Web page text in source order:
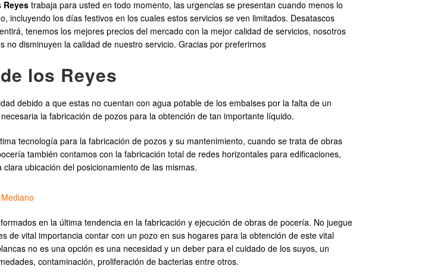
Reyes trabaja para usted en todo momento, las urgencias se presentan cuando menos lo
los días festivos en los cuales estos servicios se ven limitados. Desatascos
tenemos los mejores precios del mercado con la mejor calidad de servicios, nosotros
disminuyen la calidad de nuestro servicio. Gracias por preferirnos
los Reyes
debido a que estas no cuentan con agua potable de los embalses por la falta de un
la fabricación de pozos para la obtención de tan importante líquido.
tecnología para la fabricación de pozos y su mantenimiento, cuando se trata de obras
también contamos con la fabricación total de redes horizontales para edificaciones,
ubicación del posicionamiento de las mismas.
en la última tendencia en la fabricación y ejecución de obras de pocería. No juegue
vital importancia contar con un pozo en sus hogares para la obtención de este vital
no es una opción es una necesidad y un deber para el cuidado de los suyos, un
contaminación, proliferación de bacterias entre otros.